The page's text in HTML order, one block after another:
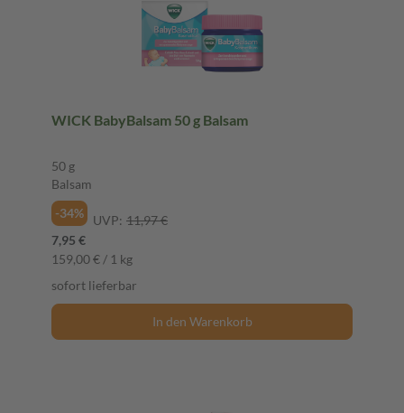
WICK BabyBalsam 50 g Balsam
50 g
Balsam
-34%
UVP: 11,97 €
7,95 €
159,00 € / 1 kg
sofort lieferbar
In den Warenkorb